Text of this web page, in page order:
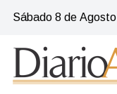
Sábado 8 de Agosto